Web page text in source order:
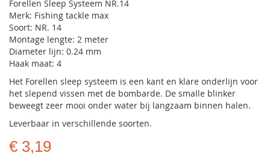
Forellen Sleep Systeem NR.14
Merk: Fishing tackle max
Soort: NR. 14
Montage lengte: 2 meter
Diameter lijn: 0.24 mm
Haak maat: 4
Het Forellen sleep systeem is een kant en klare onderlijn voor
het slepend vissen met de bombarde. De smalle blinker
beweegt zeer mooi onder water bij langzaam binnen halen.
Leverbaar in verschillende soorten.
€ 3,19